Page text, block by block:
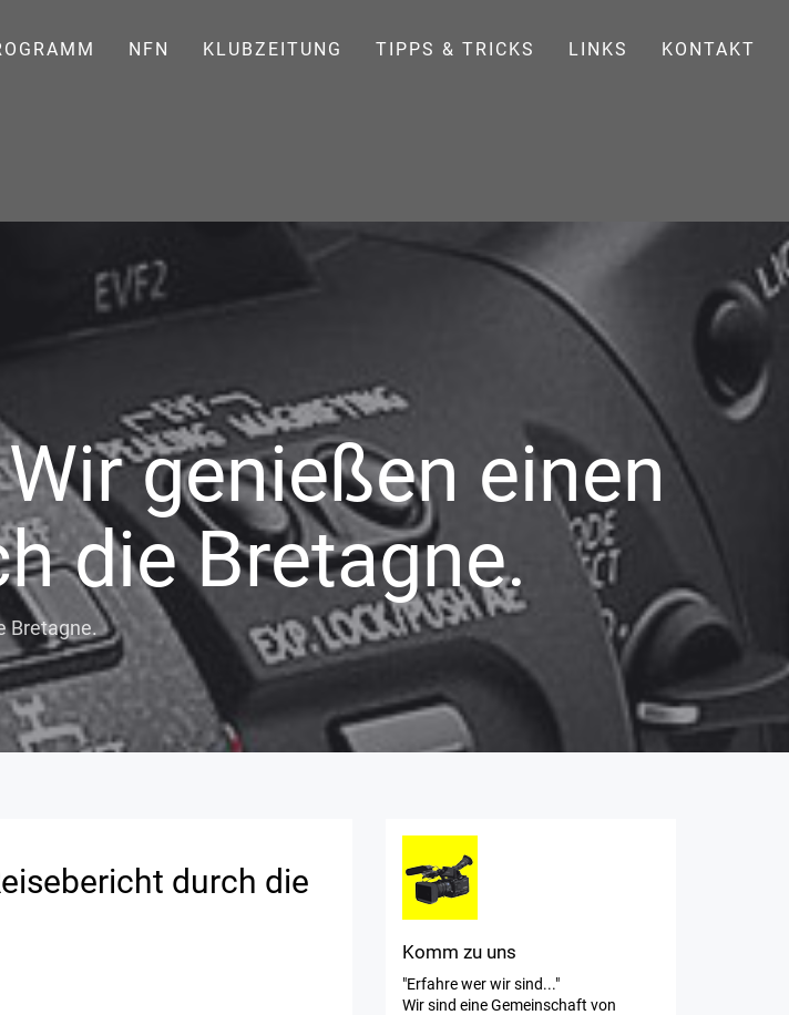
NFN KLUBZEITUNG TIPPS & TRICKS LINKS KONTAKT
genießen einen
die Bretagne.
Bretagne.
durch die
Komm zu uns
"Erfahre wer wir sind..."
Wir sind eine Gemeinschaft von